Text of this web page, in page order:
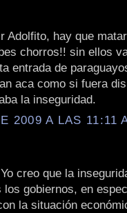
Adolfito, hay que
chorros!! sin ellos
entrada de
aca como si fuera
la inseguridad.
2009 A LAS 11:11
creo que la
los gobiernos, en
la situación